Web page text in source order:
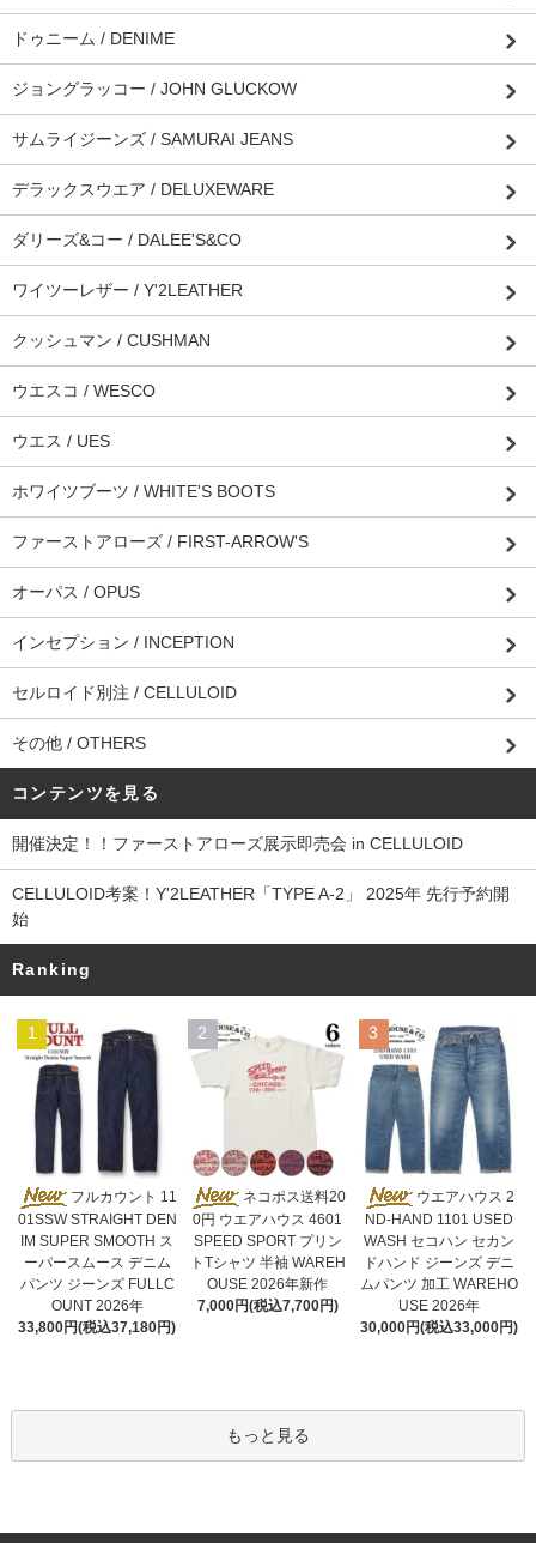
ドゥニーム / DENIME
ジョングラッコー / JOHN GLUCKOW
サムライジーンズ / SAMURAI JEANS
デラックスウエア / DELUXEWARE
ダリーズ&コー / DALEE'S&CO
ワイツーレザー / Y'2LEATHER
クッシュマン / CUSHMAN
ウエスコ / WESCO
ウエス / UES
ホワイツブーツ / WHITE'S BOOTS
ファーストアローズ / FIRST-ARROW'S
オーパス / OPUS
インセプション / INCEPTION
セルロイド別注 / CELLULOID
その他 / OTHERS
コンテンツを見る
開催決定！！ファーストアローズ展示即売会 in CELLULOID
CELLULOID考案！Y'2LEATHER「TYPE A-2」 2025年 先行予約開
始
Ranking
1
フルカウント 11
01SSW STRAIGHT DEN
IM SUPER SMOOTH ス
ーパースムース デニム
パンツ ジーンズ FULLC
OUNT 2026年
33,800円(税込37,180円)
2
ネコポス送料20
0円 ウエアハウス 4601
SPEED SPORT プリン
トTシャツ 半袖 WAREH
OUSE 2026年新作
7,000円(税込7,700円)
3
ウエアハウス 2
ND-HAND 1101 USED
WASH セコハン セカン
ドハンド ジーンズ デニ
ムパンツ 加工 WAREHO
USE 2026年
30,000円(税込33,000円)
もっと見る